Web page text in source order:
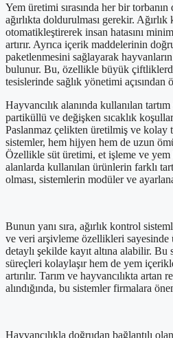
Yem üretimi sırasında her bir
ağırlıkta doldurulması gerekir.
otomatikleştirerek insan hatasını
artırır. Ayrıca içerik maddelerinin
paketlenmesini sağlayarak
bulunur. Bu, özellikle büyük
tesislerinde sağlık yönetimi
Hayvancılık alanında kullanılan
partiküllü ve değişken sıcaklık
Paslanmaz çelikten üretilmiş ve kolay
sistemler, hem hijyen hem de uzun
Özellikle süt üretimi, et işleme ve yem
alanlarda kullanılan ürünlerin farklı
olması, sistemlerin modüler ve
Bunun yanı sıra, ağırlık kontrol
ve veri arşivleme özellikleri
detaylı şekilde kayıt altına alabilir.
süreçleri kolaylaşır hem de yem
artırılır. Tarım ve hayvancılıkta artan
alındığında, bu sistemler firmalara
Hayvancılıkla doğrudan bağlantılı